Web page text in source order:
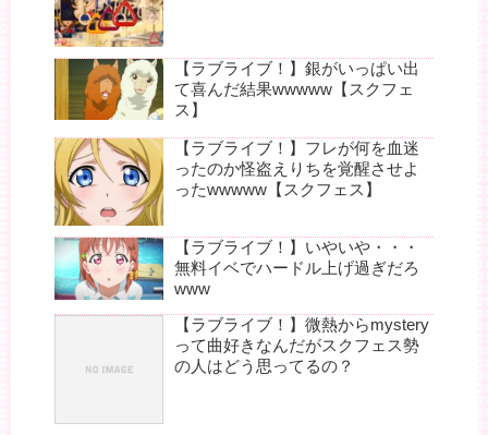
【ラブライブ！】銀がいっぱい出
て喜んだ結果wwwww【スクフェ
ス】
【ラブライブ！】フレが何を血迷
ったのか怪盗えりちを覚醒させよ
ったwwwww【スクフェス】
【ラブライブ！】いやいや・・・
無料イベでハードル上げ過ぎだろ
www
【ラブライブ！】微熱からmystery
って曲好きなんだがスクフェス勢
の人はどう思ってるの？